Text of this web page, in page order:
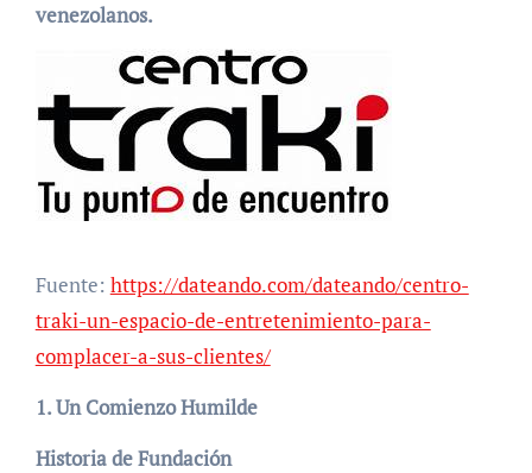
venezolanos.
Fuente: https://dateando.com/dateando/centro-
traki-un-espacio-de-entretenimiento-para-
complacer-a-sus-clientes/
1. Un Comienzo Humilde
Historia de Fundación